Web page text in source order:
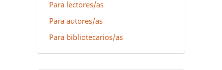
Para lectores/as
Para autores/as
Para bibliotecarios/as